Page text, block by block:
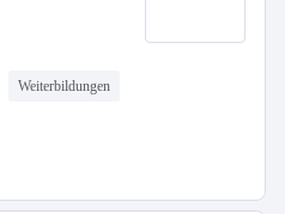
Weiterbildungen